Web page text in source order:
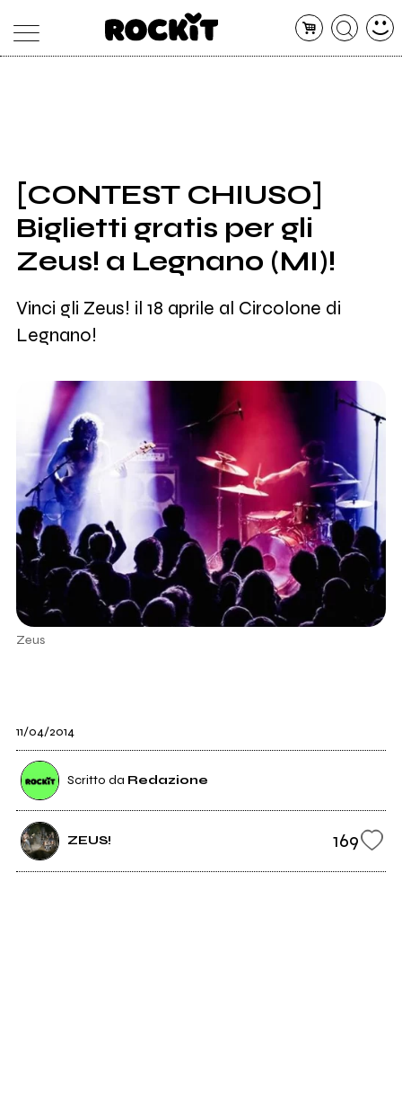
SHOP
RADIO
[CONTEST CHIUSO]
Biglietti gratis per gli
Zeus! a Legnano (MI)!
Vinci gli Zeus! il 18 aprile al Circolone di
Legnano!
Zeus
11/04/2014
Scritto da Redazione
ZEUS! 169